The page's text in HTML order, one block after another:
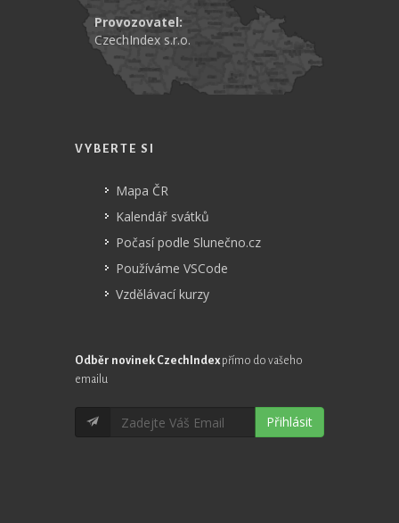
Provozovatel:
CzechIndex s.r.o.
VYBERTE SI
Mapa ČR
Kalendář svátků
Počasí podle Slunečno.cz
Používáme VSCode
Vzdělávací kurzy
Odběr novinek CzechIndex přímo do vašeho
emailu
Přihlásit